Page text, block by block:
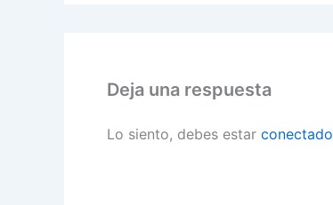
Deja una respuesta
Lo siento, debes estar conectado